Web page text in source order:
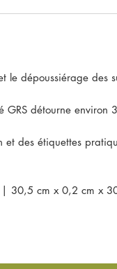
le dépoussiérage des
GRS détourne environ
et des étiquettes
30,5 cm x 0,2 cm x